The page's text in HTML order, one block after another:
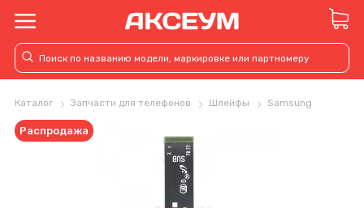
Каталог Запчасти для телефонов Шлейфы Samsung
Распродажа